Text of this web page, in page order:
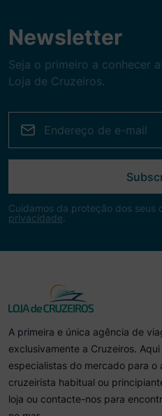
Newsletter
Seja o primeiro a conhecer
Loja de Cruzeiros.
Cuidamos da proteção dos seus
privacidade
A primeira e única agência de
exclusivamente a Cruzeiros.
especialistas do mercado para o
cruzeirista habitual ou
loja ou contacte-nos para